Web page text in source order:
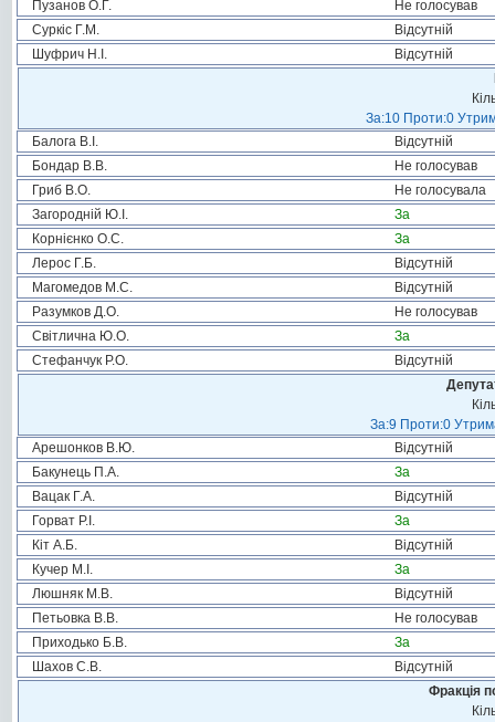
Пузанов О.Г.
Не голосував
Суркіс Г.М.
Відсутній
Шуфрич Н.І.
Відсутній
За:10 Проти:0
Балога В.І.
Відсутній
Бондар В.В.
Не голосував
Гриб В.О.
Не голосувала
Загородній Ю.І.
За
Корнієнко О.С.
За
Лерос Г.Б.
Відсутній
Магомедов М.С.
Відсутній
Разумков Д.О.
Не голосував
Світлична Ю.О.
За
Стефанчук Р.О.
Відсутній
За:9 Проти:0
Арешонков В.Ю.
Відсутній
Бакунець П.А.
За
Вацак Г.А.
Відсутній
Горват Р.І.
За
Кіт А.Б.
Відсутній
Кучер М.І.
За
Люшняк М.В.
Відсутній
Петьовка В.В.
Не голосував
Приходько Б.В.
За
Шахов С.В.
Відсутній
Фракція